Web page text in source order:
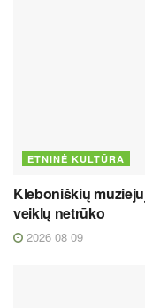
ETNINĖ KULTŪRA
Kleboniškių
veiklų netrūko
2026 08 09